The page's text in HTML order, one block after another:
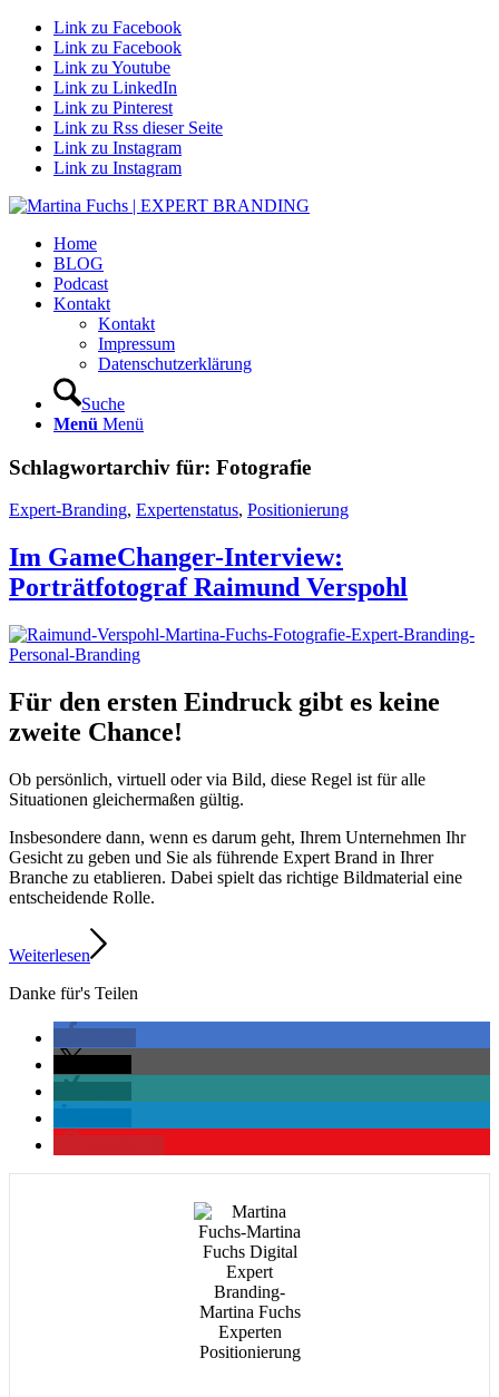
Link zu Facebook
Link zu Facebook
Link zu Youtube
Link zu LinkedIn
Link zu Pinterest
Link zu Rss dieser Seite
Link zu Instagram
Link zu Instagram
Home
BLOG
Podcast
Kontakt
Kontakt
Impressum
Datenschutzerklärung
Suche
Menü Menü
Schlagwortarchiv für: Fotografie
Expert-Branding, Expertenstatus, Positionierung
Im GameChanger-Interview:
Porträtfotograf Raimund Verspohl
Für den ersten Eindruck gibt es keine
zweite Chance!
Ob persönlich, virtuell oder via Bild, diese Regel ist für alle
Situationen gleichermaßen gültig.
Insbesondere dann, wenn es darum geht, Ihrem Unternehmen Ihr
Gesicht zu geben und Sie als führende Expert Brand in Ihrer
Branche zu etablieren. Dabei spielt das richtige Bildmaterial eine
entscheidende Rolle.
Weiterlesen
Danke für's Teilen